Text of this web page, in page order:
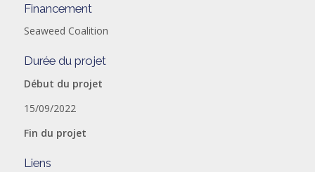
Financement
Seaweed Coalition
Durée du projet
Début du projet
15/09/2022
Fin du projet
Liens